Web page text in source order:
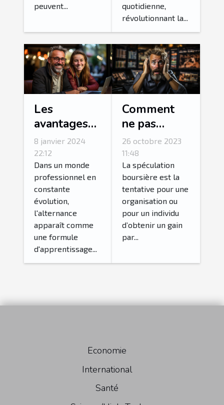
peuvent...
quotidienne,
révolutionnant la...
Les
avantages
de
l'alternance
pour les
étudiants et
les
employeurs
8 janvier 2024
22:12
Dans un monde
professionnel en
constante
évolution,
l'alternance
apparaît comme
une formule
d'apprentissage...
Comment
ne pas
tomber dans
les pièges
des
bourses ?
26 octobre 2023
11:48
La spéculation
boursière est la
tentative pour une
organisation ou
pour un individu
d’obtenir un gain
par...
Economie
International
Santé